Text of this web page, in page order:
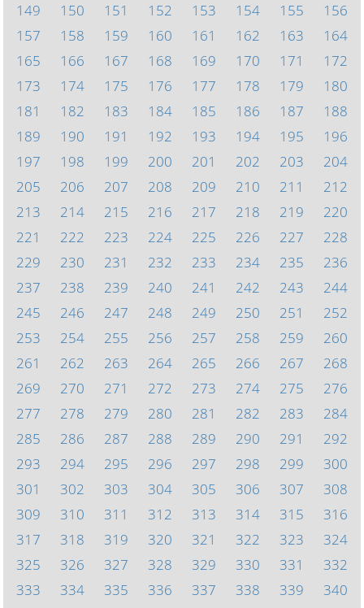
149
150 151 152 153 154 155
156
157
158 159 160 161 162 163
164
165
166 167 168 169 170 171
172
173
174 175 176 177 178 179
180
181
182 183 184 185 186 187
188
189
190 191 192 193 194 195
196
197
198 199 200 201 202 203
204
205
206 207 208 209 210 211
212
213
214 215 216 217 218 219
220
221
222 223 224 225 226 227
228
229
230 231 232 233 234 235
236
237
238 239 240 241 242 243
244
245
246 247 248 249 250 251
252
253
254 255 256 257 258 259
260
261
262 263 264 265 266 267
268
269
270 271 272 273 274 275
276
277
278 279 280 281 282 283
284
285
286 287 288 289 290 291
292
293
294 295 296 297 298 299
300
301
302 303 304 305 306 307
308
309
310 311 312 313 314 315
316
317
318 319 320 321 322 323
324
325
326 327 328 329 330 331
332
333
334 335 336 337 338 339
340